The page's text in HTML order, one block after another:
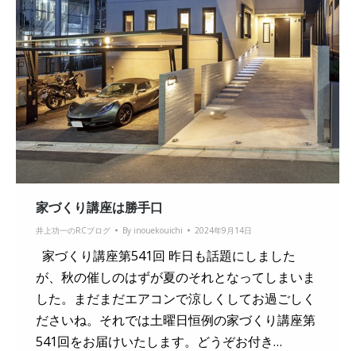
家づくり講座は勝手口
井上功一のRCブログ By inouekouichi 2024年9月14日
家づくり講座第541回 昨日も話題にしました
が、秋の催しのはずが夏のそれとなってしまいま
した。まだまだエアコンで涼しくしてお過ごしく
ださいね。それでは土曜日恒例の家づくり講座第
541回をお届けいたします。どうぞお付き…